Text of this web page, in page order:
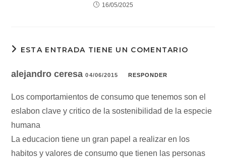
16/05/2025
ESTA ENTRADA TIENE UN COMENTARIO
alejandro ceresa04/06/2015 RESPONDER
Los comportamientos de consumo que tenemos son el
eslabon clave y critico de la sostenibilidad de la especie
humana
La educacion tiene un gran papel a realizar en los
habitos y valores de consumo que tienen las personas